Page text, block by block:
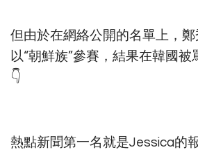
但由於在網絡公開的名單上，
以“朝鮮族”參賽，結果在韓國
👇
熱點新聞第一名就是Jessica的